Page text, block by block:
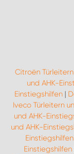
Citroën
und AHK-
Einstiegshilfen |
Iveco Türleitern
und AHK-
und AHK-
Einstiegshilfen
Einstiegshilfen